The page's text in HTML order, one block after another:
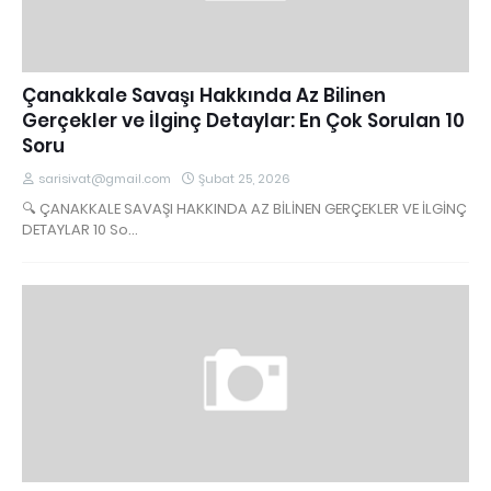
Çanakkale Savaşı Hakkında Az Bilinen
Gerçekler ve İlginç Detaylar: En Çok Sorulan 10
Soru
sarisivat@gmail.com Şubat 25, 2026
🔍 ÇANAKKALE SAVAŞI HAKKINDA AZ BİLİNEN GERÇEKLER VE İLGİNÇ
DETAYLAR 10 So…